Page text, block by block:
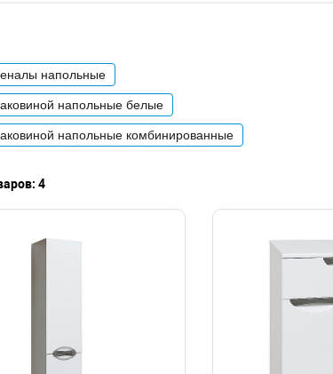
напольные
напольные белые
напольные комбинированные
4